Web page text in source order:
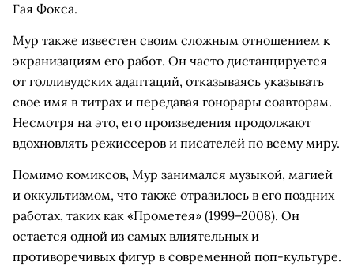
Гая Фокса.
Мур также известен своим сложным отношением к
экранизациям его работ. Он часто дистанцируется
от голливудских адаптаций, отказываясь указывать
свое имя в титрах и передавая гонорары соавторам.
Несмотря на это, его произведения продолжают
вдохновлять режиссеров и писателей по всему миру.
Помимо комиксов, Мур занимался музыкой, магией
и оккультизмом, что также отразилось в его поздних
работах, таких как «Прометея» (1999–2008). Он
остается одной из самых влиятельных и
противоречивых фигур в современной поп-культуре.